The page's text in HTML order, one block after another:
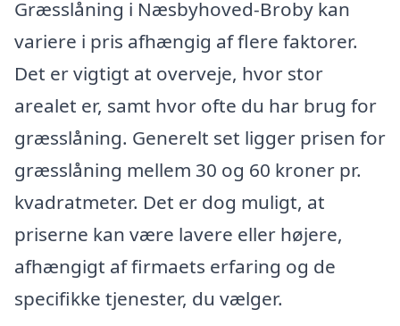
Græsslåning i Næsbyhoved-Broby kan
variere i pris afhængig af flere faktorer.
Det er vigtigt at overveje, hvor stor
arealet er, samt hvor ofte du har brug for
græsslåning. Generelt set ligger prisen for
græsslåning mellem 30 og 60 kroner pr.
kvadratmeter. Det er dog muligt, at
priserne kan være lavere eller højere,
afhængigt af firmaets erfaring og de
specifikke tjenester, du vælger.